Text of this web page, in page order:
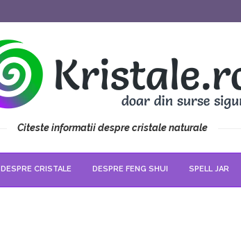
Citeste informatii despre cristale naturale
DESPRE CRISTALE DESPRE FENG SHUI SPELL JAR